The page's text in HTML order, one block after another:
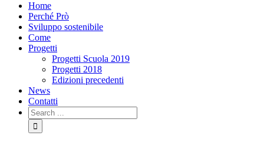
Home
Perché Prò
Sviluppo sostenibile
Come
Progetti
Progetti Scuola 2019
Progetti 2018
Edizioni precedenti
News
Contatti
Search
for: